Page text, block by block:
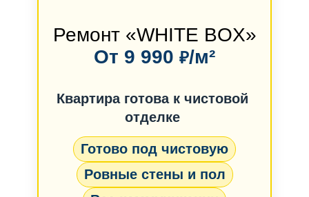
Ремонт «WHITE BOX»
От 9 990 ₽/м²
Квартира готова к чистовой
отделке
Готово под чистовую
Ровные стены и пол